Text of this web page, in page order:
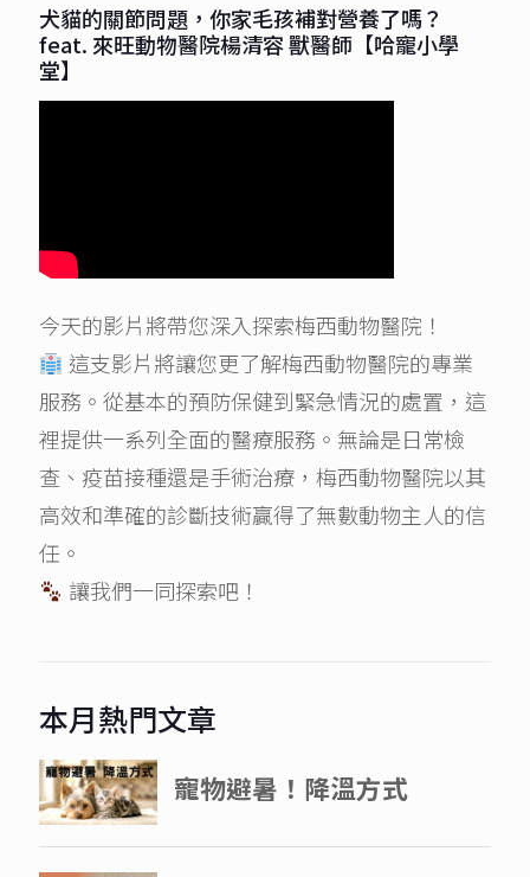
犬貓的關節問題，你家毛孩補對營養了嗎？
feat. 來旺動物醫院楊清容 獸醫師【哈寵小學
堂】
今天的影片將帶您深入探索梅西動物醫院！
這支影片將讓您更了解梅西動物醫院的專業
服務。從基本的預防保健到緊急情況的處置，這
裡提供一系列全面的醫療服務。無論是日常檢
查、疫苗接種還是手術治療，梅西動物醫院以其
高效和準確的診斷技術贏得了無數動物主人的信
任。
讓我們一同探索吧！
本月熱門文章